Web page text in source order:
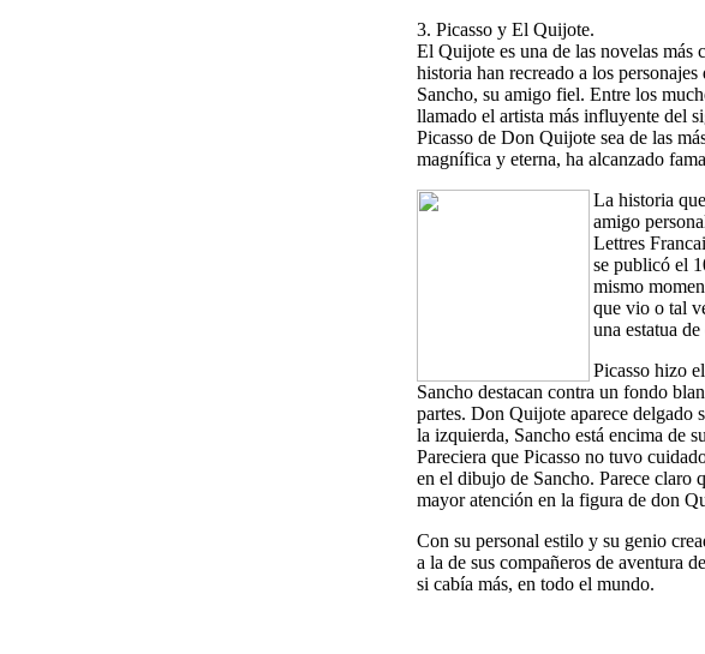
3. Picasso y El Quijote.
El Quijote es una de las novelas más
historia han recreado a los
Sancho, su amigo fiel. Entre los
llamado el artista más influyente del
Picasso de Don Quijote sea de las
magnífica y eterna, ha alcanzado
La historia
amigo
Lettres
se publicó el
mismo
que vio o tal
una estatua
Picasso hizo
Sancho destacan contra un fondo
partes. Don Quijote aparece delgado
la izquierda, Sancho está encima de
Pareciera que Picasso no tuvo
en el dibujo de Sancho. Parece claro
mayor atención en la figura de don
Con su personal estilo y su genio
a la de sus compañeros de aventura
si cabía más, en todo el mundo.